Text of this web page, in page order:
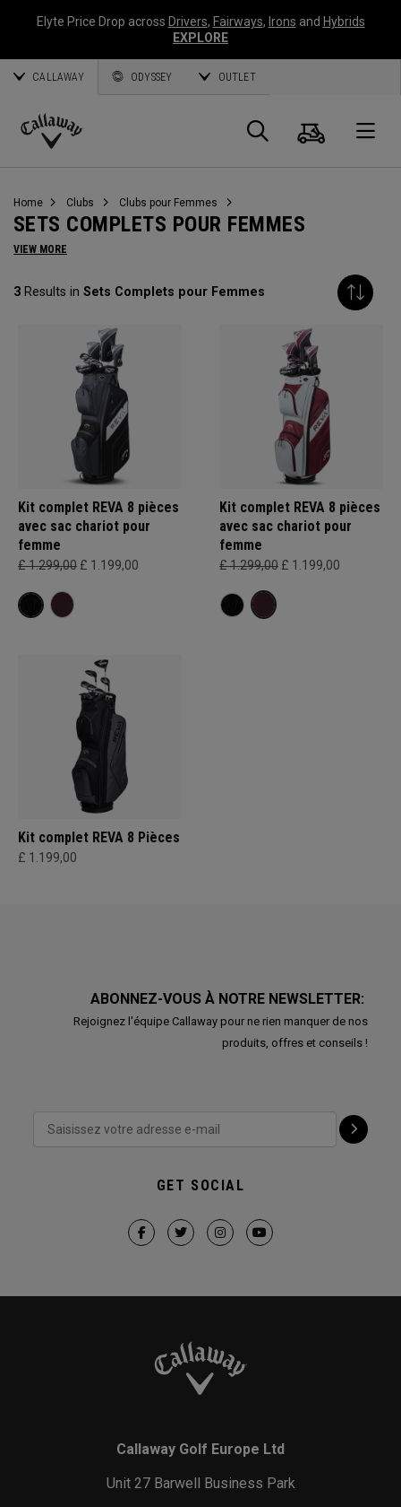
Elyte Price Drop across Drivers, Fairways, Irons and Hybrids
EXPLORE
CALLAWAY ODYSSEY OUTLET
Callaway
Panier
Home Clubs Clubs pour Femmes
SETS COMPLETS POUR FEMMES
VIEW MORE
3 Results in Sets Complets pour Femmes
Kit complet REVA 8 pièces
avec sac chariot pour
femme
£ 1.299,00 £ 1.199,00
Kit complet REVA 8 pièces
avec sac chariot pour
femme
£ 1.299,00 £ 1.199,00
Kit complet REVA 8 Pièces
£ 1.199,00
ABONNEZ-VOUS À NOTRE NEWSLETTER:
Rejoignez l'équipe Callaway pour ne rien manquer de nos
produits, offres et conseils !
GET SOCIAL
Callaway Golf Europe Ltd
Unit 27 Barwell Business Park